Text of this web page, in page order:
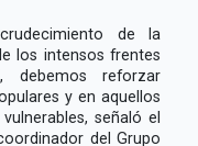
de la
los intensos frentes
reforzar
y en aquellos
señaló el
del Grupo